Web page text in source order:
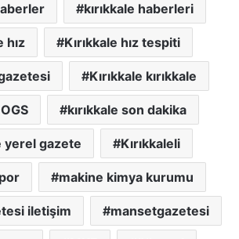
kırıkkale haberleri
hız Kırıkkale hız tespiti
Kırıkkale kırıkkale
kırıkkale son dakika
yerel gazete Kırıkkaleli
makine kimya kurumu
iletişim mansetgazetesi